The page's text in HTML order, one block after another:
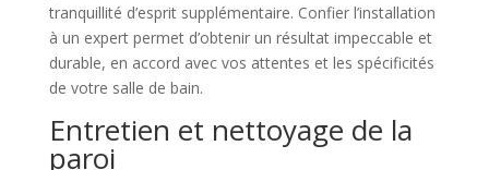
tranquillité d’esprit supplémentaire. Confier l’installation
à un expert permet d’obtenir un résultat impeccable et
durable, en accord avec vos attentes et les spécificités
de votre salle de bain.
Entretien et nettoyage de la
paroi